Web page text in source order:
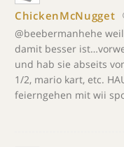
ChickenMcNugget
@beebermanhehe
damit besser
und hab sie abseits
1/2, mario kart, etc.
feierngehen mit wii